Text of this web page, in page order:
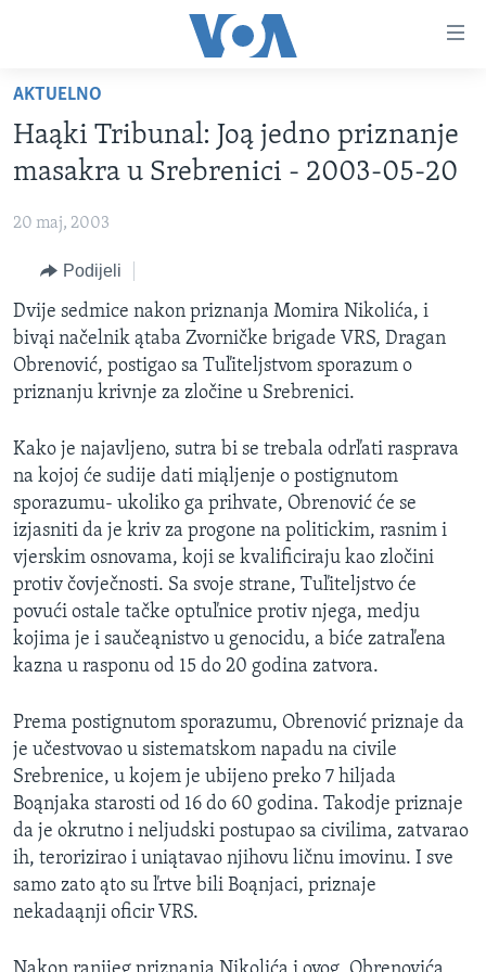
glavni
sadržaj
na
glavnu
navigaciju
pretragu
TV PROGRAM
VIDEO
VIJESTI
SJEDINJENE AMERIČKE DRŽAVE
BOSNA I HERCEGOVINA
SVIJET
NAUKA I TEHNOLOGIJA
SPECIJALNI PROJEKTI
KORUPCIJA
SLOBODA MEDIJA
IZBJEGLIČKA STRANA
MAGAZIN
O GLASU AMERIKE
Learning English
PRATITE NAS
Jezici
AKTUELNO
Haąki Tribunal: Joą jedno priznanje
masakra u Srebrenici - 2003-05-20
20 maj, 2003
Podijeli
Dvije sedmice nakon priznanja Momira Nikolića, i
bivąi načelnik ątaba Zvorničke brigade VRS, Dragan
Obrenović, postigao sa Tuľiteljstvom sporazum o
priznanju krivnje za zločine u Srebrenici.
Kako je najavljeno, sutra bi se trebala odrľati rasprava
na kojoj će sudije dati miąljenje o postignutom
sporazumu- ukoliko ga prihvate, Obrenović će se
izjasniti da je kriv za progone na politickim, rasnim i
vjerskim osnovama, koji se kvalificiraju kao zločini
protiv čovječnosti. Sa svoje strane, Tuľiteljstvo će
povući ostale tačke optuľnice protiv njega, medju
kojima je i saučeąnistvo u genocidu, a biće zatraľena
kazna u rasponu od 15 do 20 godina zatvora.
Prema postignutom sporazumu, Obrenović priznaje da
je učestvovao u sistematskom napadu na civile
Srebrenice, u kojem je ubijeno preko 7 hiljada
Boąnjaka starosti od 16 do 60 godina. Takodje priznaje
da je okrutno i neljudski postupao sa civilima, zatvarao
ih, terorizirao i uniątavao njihovu ličnu imovinu. I sve
samo zato ąto su ľrtve bili Boąnjaci, priznaje
nekadaąnji oficir VRS.